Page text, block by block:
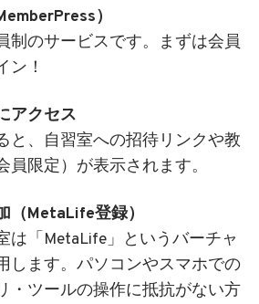
）
制のサービスです。まずは会員
ン！
アクセス
と、自習室への招待リンクや教
員限定）が表示されます。
（MetaLife登録）
は「MetaLife」というバーチャ
します。パソコンやスマホでの
・ツールの操作に抵抗がない方